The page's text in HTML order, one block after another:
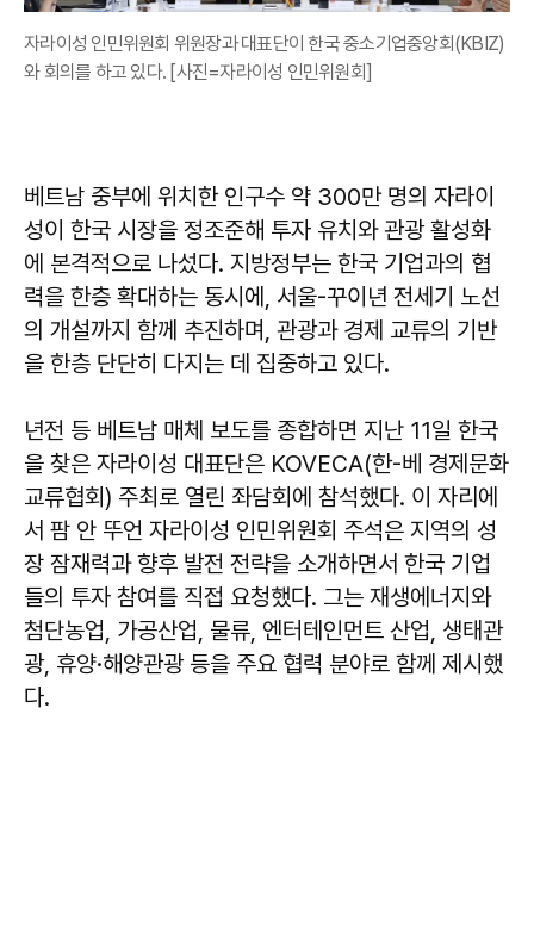
자라이성 인민위원회 위원장과 대표단이 한국 중소기업중앙회(KBIZ)
와 회의를 하고 있다. [사진=자라이성 인민위원회]
베트남 중부에 위치한 인구수 약 300만 명의 자라이
성이 한국 시장을 정조준해 투자 유치와 관광 활성화
에 본격적으로 나섰다. 지방정부는 한국 기업과의 협
력을 한층 확대하는 동시에, 서울-꾸이년 전세기 노선
의 개설까지 함께 추진하며, 관광과 경제 교류의 기반
을 한층 단단히 다지는 데 집중하고 있다.
년전 등 베트남 매체 보도를 종합하면 지난 11일 한국
을 찾은 자라이성 대표단은 KOVECA(한-베 경제문화
교류협회) 주최로 열린 좌담회에 참석했다. 이 자리에
서 팜 안 뚜언 자라이성 인민위원회 주석은 지역의 성
장 잠재력과 향후 발전 전략을 소개하면서 한국 기업
들의 투자 참여를 직접 요청했다. 그는 재생에너지와
첨단농업, 가공산업, 물류, 엔터테인먼트 산업, 생태관
광, 휴양·해양관광 등을 주요 협력 분야로 함께 제시했
다.